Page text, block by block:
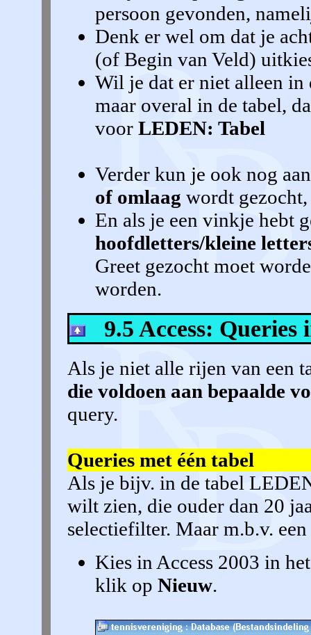
persoon gevonden,
Denk er wel om dat je
(of Begin van Veld)
Wil je dat er niet alleen
maar overal in de tabel,
voor LEDEN: Tabel
Verder kun je ook nog
of omlaag wordt
En als je een vinkje hebt
hoofdletters/kleine
Greet gezocht moet
worden.
9.5 Access:
Als je niet alle rijen van een
die voldoen aan bepaalde
query.
Queries met één tabel
Als je bijv. in de tabel
wilt zien, die ouder dan 20
selectiefilter. Maar m.b.v.
Kies in Access 2003 in
klik op Nieuw.